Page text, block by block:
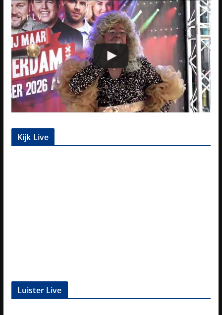
Kijk Live
Luister Live